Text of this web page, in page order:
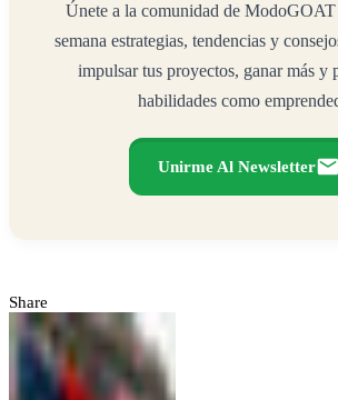
Únete a la comunidad de ModoGOAT
semana estrategias, tendencias y
impulsar tus proyectos, ganar más y
habilidades como
Unirme Al Newsletter
Share